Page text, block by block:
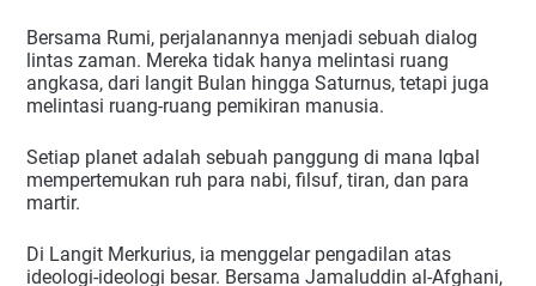
Bersama Rumi, perjalanannya menjadi sebuah dialog
lintas zaman. Mereka tidak hanya melintasi ruang
angkasa, dari langit Bulan hingga Saturnus, tetapi juga
melintasi ruang-ruang pemikiran manusia.
Setiap planet adalah sebuah panggung di mana Iqbal
mempertemukan ruh para nabi, filsuf, tiran, dan para
martir.
Di Langit Merkurius, ia menggelar pengadilan atas
ideologi-ideologi besar. Bersama Jamaluddin al-Afghani,